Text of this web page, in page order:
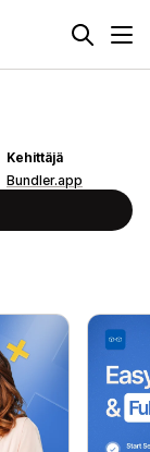
Kehittäjä
Bundler.app